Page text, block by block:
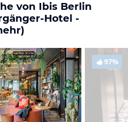
von Ibis Berlin
Hotel -
97%